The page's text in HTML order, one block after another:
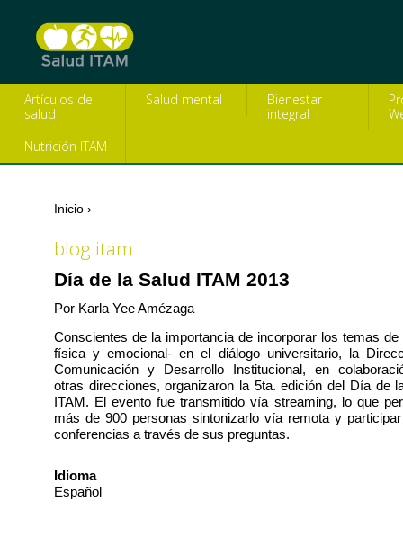
Artículos de
salud
Salud mental
Bienestar
integral
Nutrición ITAM
Inicio ›
blog itam
Día de la Salud ITAM 2013
Por Karla Yee Amézaga
Conscientes de la importancia de incorporar los temas de
física y emocional- en el diálogo universitario, la
Comunicación y Desarrollo Institucional, en
otras direcciones, organizaron la 5ta. edición del Día de
ITAM. El evento fue transmitido vía streaming, lo que
más de 900 personas sintonizarlo vía remota y
conferencias a través de sus preguntas.
Idioma
Español